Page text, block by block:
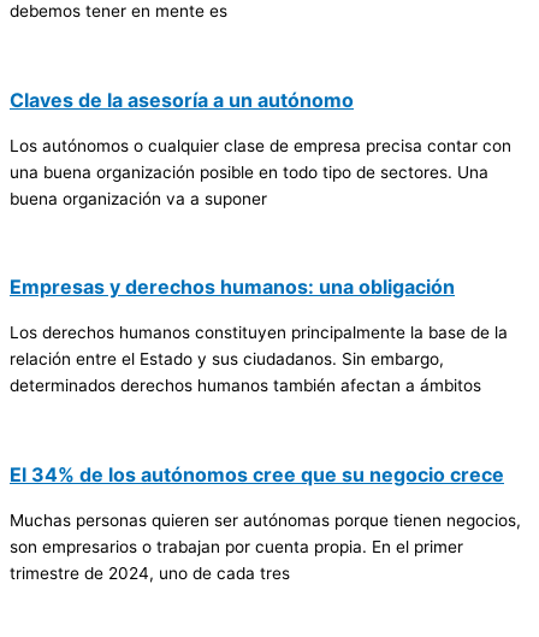
debemos tener en mente es
Claves de la asesoría a un autónomo
Los autónomos o cualquier clase de empresa precisa contar con
una buena organización posible en todo tipo de sectores. Una
buena organización va a suponer
Empresas y derechos humanos: una obligación
Los derechos humanos constituyen principalmente la base de la
relación entre el Estado y sus ciudadanos. Sin embargo,
determinados derechos humanos también afectan a ámbitos
El 34% de los autónomos cree que su negocio crece
Muchas personas quieren ser autónomas porque tienen negocios,
son empresarios o trabajan por cuenta propia. En el primer
trimestre de 2024, uno de cada tres